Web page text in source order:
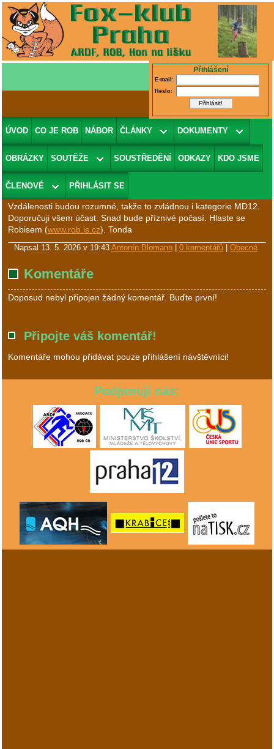
Přihlášení
E-mail:
Heslo:
ÚVOD CO JE ROB NÁBOR ČLÁNKY DOKUMENTY
OBRÁZKY SOUTĚŽE SOUSTŘEDĚNÍ ODKAZY KDO JSME
ČLENOVÉ PŘIHLÁSIT SE
Krajský přebor Prahy na Dlouhé trati
16.5.
Závod se bude konat v krásném prostředí Brdských lesů. Sraz je
vizodkaz . Propozice jsou vizodkaz
Vzdálenosti budou rozumné, takže to zvládnou i kategorie MD12.
Doporučuji všem účast. Snad bude příznivé počasí. Hlaste se
Robisem (www.rob.is.cz). Tonda
Napsal 13. 5. 2026 v 19:43 Antonín Blomann 0 komentářů Obecné
Komentáře
Doposud nebyl připojen žádný komentář. Buďte první!
Připojte váš komentář!
Komentáře mohou přidávat pouze přihlášení návštěvníci!
Podporují nás: